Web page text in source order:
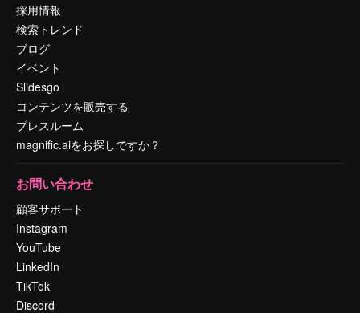
採用情報
検索トレンド
ブログ
イベント
Slidesgo
コンテンツを販売する
プレスルーム
magnific.aiをお探しですか？
お問い合わせ
顧客サポート
Instagram
YouTube
LinkedIn
TikTok
Discord